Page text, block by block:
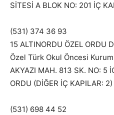
SİTESİ A BLOK NO: 201 İÇ
(531) 374 36 93
15 ALTINORDU ÖZEL ORDU
Özel Türk Okul Öncesi
AKYAZI MAH. 813 SK. NO: 5
ORDU (DİĞER İÇ KAPILAR: 2)
(531) 698 44 52